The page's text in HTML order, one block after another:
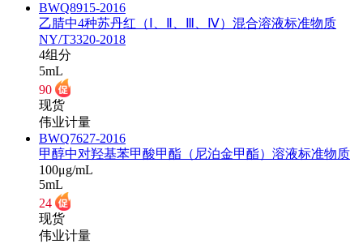
BWQ8915-2016
乙腈中4种苏丹红（Ⅰ、Ⅱ、Ⅲ、Ⅳ）混合溶液标准物质
NY/T3320-2018
4组分
5mL
90
现货
伟业计量
BWQ7627-2016
甲醇中对羟基苯甲酸甲酯（尼泊金甲酯）溶液标准物质
100μg/mL
5mL
24
现货
伟业计量